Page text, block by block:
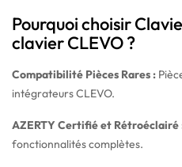
Pourquoi choisir
clavier CLEVO ?
Compatibilité Pièces Rares :
intégrateurs CLEVO.
AZERTY Certifié et Rétroéclairé
fonctionnalités complètes.